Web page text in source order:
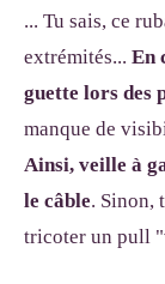
... Tu sais, ce
extrémités... En
guette lors des
manque de
Ainsi, veille à
le câble. Sinon,
tricoter un pull